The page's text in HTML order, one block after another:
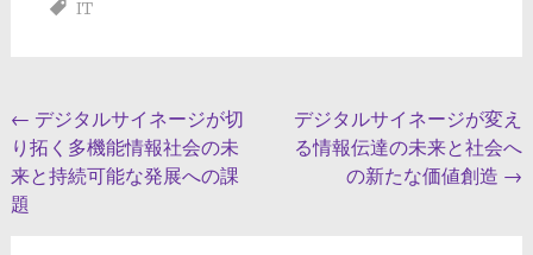
IT
投
稿
ナ
← デジタルサイネージが切
り拓く多機能情報社会の未
来と持続可能な発展への課
題
デジタルサイネージが変え
る情報伝達の未来と社会へ
の新たな価値創造 →